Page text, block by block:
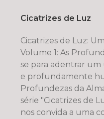
Cicatrizes de Luz
Cicatrizes de Luz:
Volume 1: As
se para adentrar um
e profundamente
Profundezas da
série "Cicatrizes de
nos convida a uma